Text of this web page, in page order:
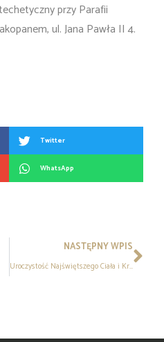
przy Parafii
ul. Jana Pawła II 4.
Twitter
WhatsApp
NASTĘPNY WPIS
Uroczystość Najświętszego Ciała i Krwi Chrystusa – Boże Ciało